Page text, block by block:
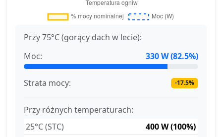
Przy 75°C (gorący dach w lecie):
Moc:
330 W (82.5%)
Strata mocy: -17.5%
Przy różnych temperaturach:
25°C (STC)
400 W (100%)